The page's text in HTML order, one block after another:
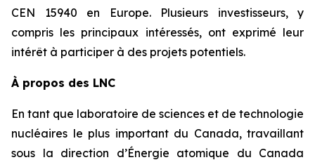
CEN 15940 en Europe. Plusieurs investisseurs, y
compris les principaux intéressés, ont exprimé leur
intérêt à participer à des projets potentiels.
À propos des LNC
En tant que laboratoire de sciences et de technologie
nucléaires le plus important du Canada, travaillant
sous la direction d’Énergie atomique du Canada